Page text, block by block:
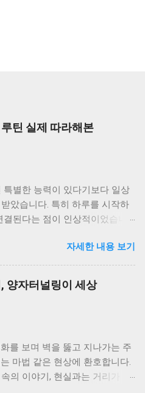
틴 실제 따라해본
별한 능력이 있다기보다 일상
았습니다. 특히 하루를 시작하
된다는 점이 인상적이었습니
떤 변화가 있었는지 정리해보려
된 이유 이전에는 아침에 급하게
패턴이었습니다. 여유가 없다
우가 많았고, 그만큼 소비도 즉
흐름을 바꾸기 위해 아침 시간
루 지출 계획 세우기 아침에 간
정되어 있는지 미리 생각해보
통해 불필요한 소비를 사전에
확인하기 하루를 시작하면서
자세한 내용 보기
양자터널링이 세상
를 보며 벽을 뚫고 지나가는 주
마법 같은 현상에 환호합니다.
의 이야기, 현실과는 거리가 멀